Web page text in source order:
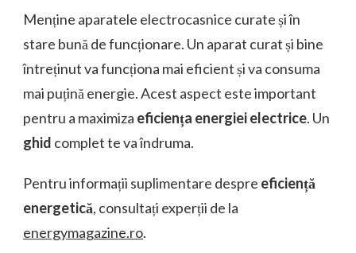
Menține aparatele electrocasnice curate și în
stare bună de funcționare. Un aparat curat și bine
întreținut va funcționa mai eficient și va consuma
mai puțină energie. Acest aspect este important
pentru a maximiza eficiența energiei electrice. Un
ghid complet te va îndruma.
Pentru informații suplimentare despre eficiență
energetică, consultați experții de la
energymagazine.ro.